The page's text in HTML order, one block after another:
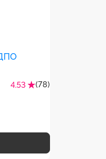
4.53
(78)